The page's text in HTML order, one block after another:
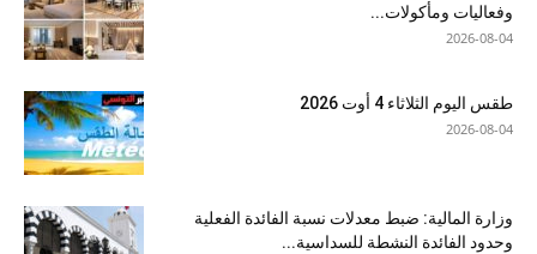
وفعاليات ومأكولات...
2026-08-04
طقس اليوم الثلاثاء 4 أوت 2026
2026-08-04
وزارة المالية: ضبط معدلات نسبة الفائدة الفعلية
وحدود الفائدة النشطة للسداسية...